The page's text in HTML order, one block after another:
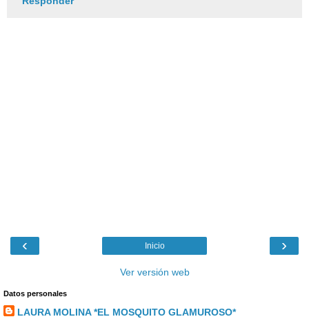
‹ ›
Inicio
Ver versión web
Datos personales
LAURA MOLINA *EL MOSQUITO GLAMUROSO*